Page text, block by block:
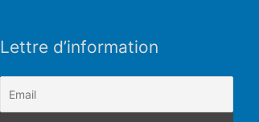
Lettre d’information